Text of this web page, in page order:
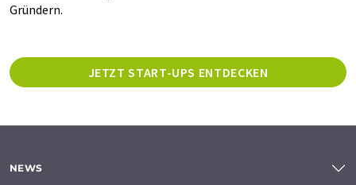
Gründern.
JETZT START-UPS ENTDECKEN
NEWS